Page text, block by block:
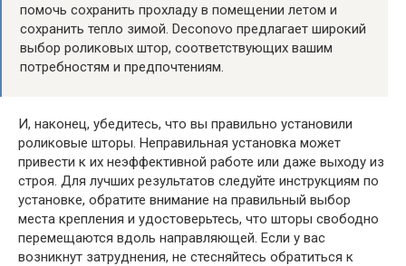
помочь сохранить прохладу в помещении летом и
сохранить тепло зимой. Deconovo предлагает широкий
выбор роликовых штор, соответствующих вашим
потребностям и предпочтениям.
И, наконец, убедитесь, что вы правильно установили
роликовые шторы. Неправильная установка может
привести к их неэффективной работе или даже выходу из
строя. Для лучших результатов следуйте инструкциям по
установке, обратите внимание на правильный выбор
места крепления и удостоверьтесь, что шторы свободно
перемещаются вдоль направляющей. Если у вас
возникнут затруднения, не стесняйтесь обратиться к